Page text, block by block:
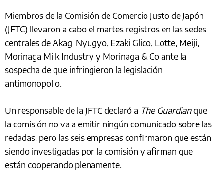
Miembros de la Comisión de Comercio Justo de Japón
(JFTC) llevaron a cabo el martes registros en las sedes
centrales de Akagi Nyugyo, Ezaki Glico, Lotte, Meiji,
Morinaga Milk Industry y Morinaga & Co ante la
sospecha de que infringieron la legislación
antimonopolio.
Un responsable de la JFTC declaró a The Guardianque
la comisión no va a emitir ningún comunicado sobre las
redadas, pero las seis empresas confirmaron que están
siendo investigadas por la comisión y afirman que
están cooperando plenamente.